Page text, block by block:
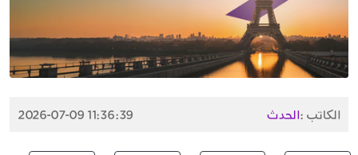
الكاتب :الحدث 2026-07-09 11:36:39